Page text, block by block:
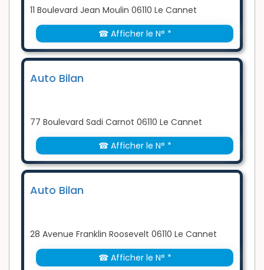
11 Boulevard Jean Moulin 06110 Le Cannet
☎ Afficher le N° *
Auto Bilan
77 Boulevard Sadi Carnot 06110 Le Cannet
☎ Afficher le N° *
Auto Bilan
28 Avenue Franklin Roosevelt 06110 Le Cannet
☎ Afficher le N° *